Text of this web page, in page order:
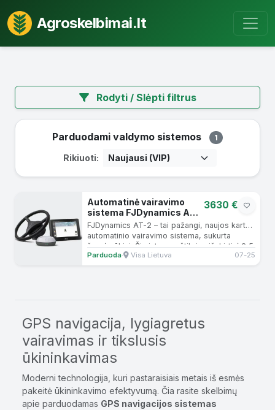
Agroskelbimai.lt
Rodyti / Slėpti filtrus
Parduodami valdymo sistemos 1
Rikiuoti:
Automatinė vairavimo
sistema FJDynamics AT-
2
3630 €
FJDynamics AT-2 – tai pažangi, naujos kartos
automatinio vairavimo sistema, sukurta
žemės ūkiui. Ši sistema užtikrina išskirtinį 2,5
cm tikslumą...
Parduoda· Visa Lietuva 07-25
GPS navigacija, lygiagretus
vairavimas ir tikslusis
ūkininkavimas
Moderni technologija, kuri pastaraisiais metais iš esmės
pakeitė ūkininkavimo efektyvumą. Čia rasite skelbimų
apie parduodamas GPS navigacijos sistemas